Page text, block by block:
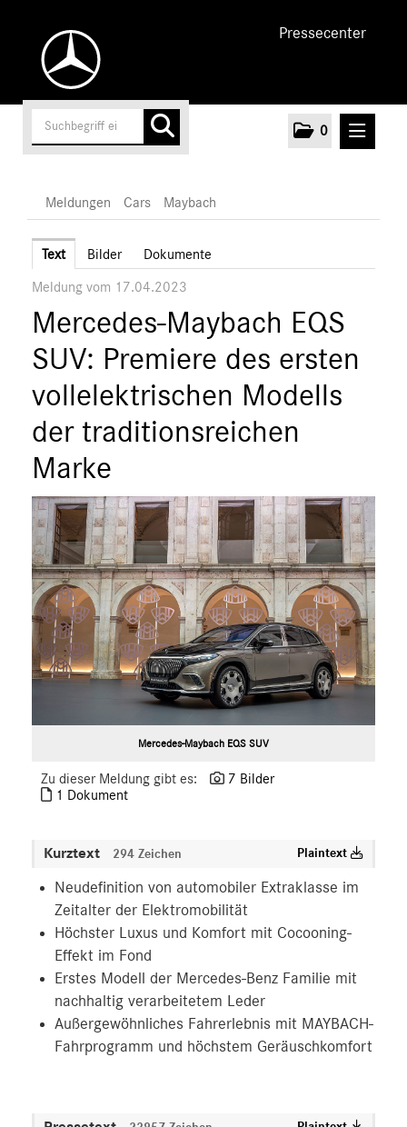
Pressecenter
0
Unternehmen
Cars
AMG
Maybach
S-Klasse
Pullman
smart
G-Klasse
Vans
Marken & Produkte
MEDIA
ÜBER UNS
ANSPRECHPARTNER
Meldungen Cars Maybach
Text Bilder Dokumente
Meldung vom 17.04.2023
Mercedes-Maybach EQS
SUV: Premiere des ersten
vollelektrischen Modells
der traditionsreichen
Marke
Mercedes-Maybach EQS SUV
Zu dieser Meldung gibt es:
7 Bilder
1 Dokument
Kurztext 294 Zeichen Plaintext
Neudefinition von automobiler Extraklasse im
Zeitalter der Elektromobilität
Höchster Luxus und Komfort mit Cocooning-
Effekt im Fond
Erstes Modell der Mercedes-Benz Familie mit
nachhaltig verarbeitetem Leder
Außergewöhnliches Fahrerlebnis mit MAYBACH-
Fahrprogramm und höchstem Geräuschkomfort